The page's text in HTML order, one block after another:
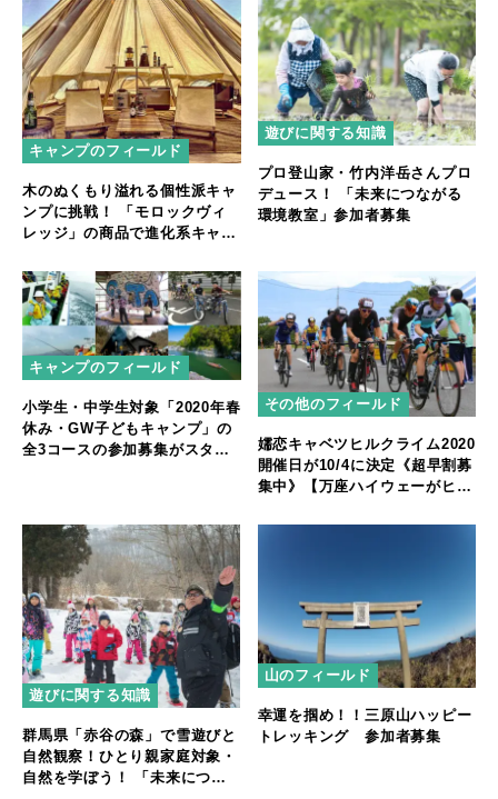
キャンプのフィールド
木のぬくもり溢れる個性派キャ
ンプに挑戦！ 「モロックヴィ
レッジ」の商品で進化系キャン
を募集
遊びに関する知識
プロ登山家・竹内洋岳さんプロ
デュース！ 「未来につながる
環境教室」参加者募集
キャンプのフィールド
小学生・中学生対象「2020年春
休み・GW子どもキャンプ」の
全3コースの参加募集がスター
その他のフィールド
嬬恋キャベツヒルクライム2020
開催日が10/4に決定《超早割募
集中》【万座ハイウェーがヒル
遊びに関する知識
群馬県「赤谷の森」で雪遊びと
自然観察！ひとり親家庭対象・
自然を学ぼう！ 「未来につな
山のフィールド
幸運を掴め！！三原山ハッピー
トレッキング 参加者募集